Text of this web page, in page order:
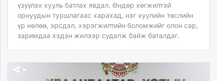
үзүүлэх хууль батлах явдал. Өндөр хөгжилтэй
орнуудын туршлагаас харахад, нэг хуулийн төслийн
үр нөлөө, эрсдэл, хэрэгжилтийн боломжийг олон сар,
заримдаа хэдэн жилээр судалж байж баталдаг.